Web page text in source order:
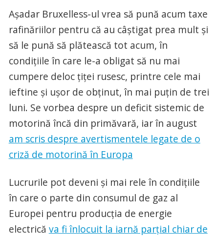
Așadar Bruxelless-ul vrea să pună acum taxe
rafinăriilor pentru că au câștigat prea mult și
să le pună să plătească tot acum, în
condițiile în care le-a obligat să nu mai
cumpere deloc țiței rusesc, printre cele mai
ieftine și ușor de obținut, în mai puțin de trei
luni. Se vorbea despre un deficit sistemic de
motorină încă din primăvară, iar în august
am scris despre avertismentele legate de o
criză de motorină în Europa
Lucrurile pot deveni și mai rele în condițiile
în care o parte din consumul de gaz al
Europei pentru producția de energie
electrică va fi înlocuit la iarnă parțial chiar de